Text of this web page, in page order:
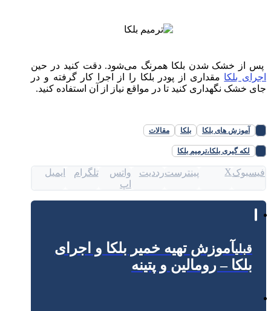
پس از خشک شدن بلکا همرنگ می‌شود. دقت کنید در حین
اجرای بلکا مقداری از پودر بلکا را از اجرا کار گرفته و در
جای خشک نگهداری کنید تا در مواقع نیاز از آن استفاده کنید.
آموزش های بلکا بلکا مقالات
لکه گیری بلکا،ترمیم بلکا
فیسبوکX پینترسترددیت
واتس
اپ
تلگرام ایمیل
قبلیآموزش تهیه خمیر بلکا و اجرای
بلکا – رومالین و پتینه